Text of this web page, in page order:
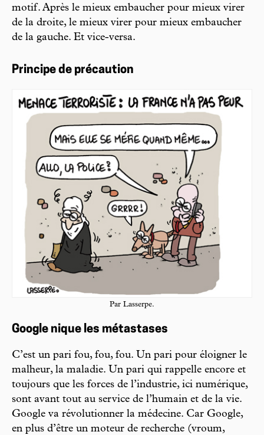
motif. Après le mieux embaucher pour mieux virer
de la droite, le mieux virer pour mieux embaucher
de la gauche. Et vice-versa.
Principe de précaution
Par Lasserpe.
Google nique les métastases
C’est un pari fou, fou, fou. Un pari pour éloigner le
malheur, la maladie. Un pari qui rappelle encore et
toujours que les forces de l’industrie, ici numérique,
sont avant tout au service de l’humain et de la vie.
Google va révolutionner la médecine. Car Google,
en plus d’être un moteur de recherche (vroum,